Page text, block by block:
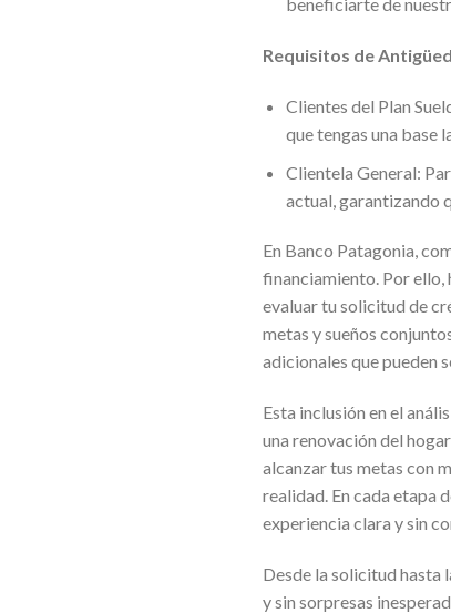
beneficiarte de
Requisitos de
Clientes del Plan
que tengas una base
Clientela General:
actual, garantizando
En Banco Patagonia,
financiamiento. Por ello,
evaluar tu solicitud de
metas y sueños
adicionales que pueden
Esta inclusión en el
una renovación del
alcanzar tus metas con
realidad. En cada etapa
experiencia clara y sin
Desde la solicitud hasta
y sin sorpresas